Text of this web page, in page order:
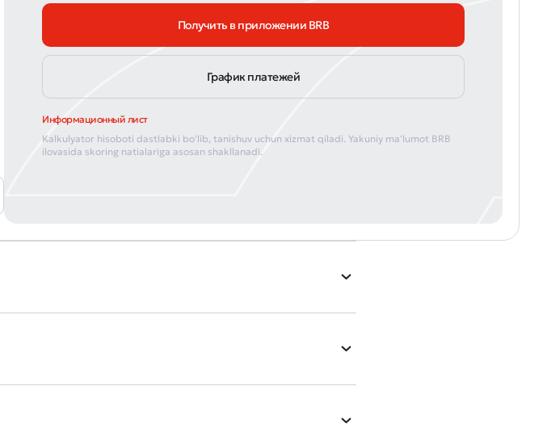
Получить в приложении BRB
График платежей
Информационный лист
Kalkulyator hisoboti dastlabki bo'lib, tanishuv uchun xizmat qiladi. Yakuniy ma'lumot BRB
ilovasida skoring natialariga asosan shakllanadi.